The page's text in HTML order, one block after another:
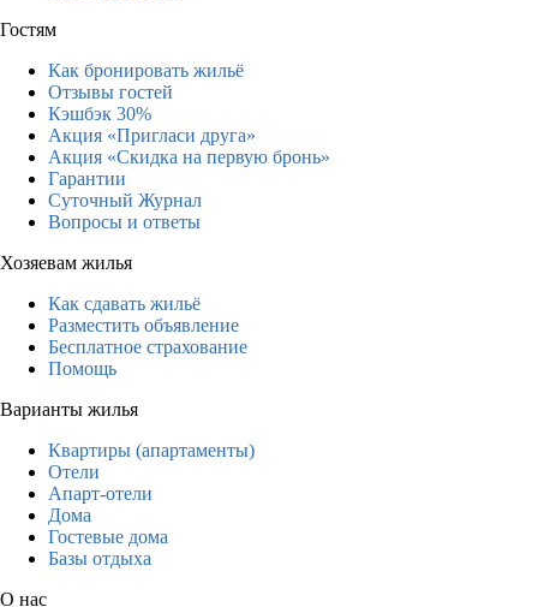
Гостям
Как бронировать жильё
Отзывы гостей
Кэшбэк 30%
Акция «Пригласи друга»
Акция «Скидка на первую бронь»
Гарантии
Суточный Журнал
Вопросы и ответы
Хозяевам жилья
Как сдавать жильё
Разместить объявление
Бесплатное страхование
Помощь
Варианты жилья
Квартиры (апартаменты)
Отели
Апарт-отели
Дома
Гостевые дома
Базы отдыха
О нас